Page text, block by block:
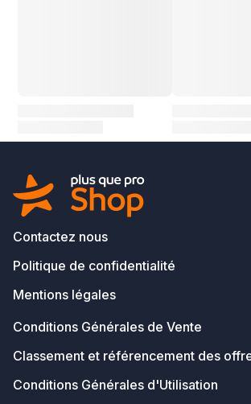
Contactez nous
Politique de confidentialité
Mentions légales
Conditions Générales de Vente
Classement et référencement des
Conditions Générales d'Utilisation